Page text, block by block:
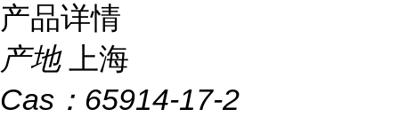
产品详情
产地
上海
Cas： 65914-17-2